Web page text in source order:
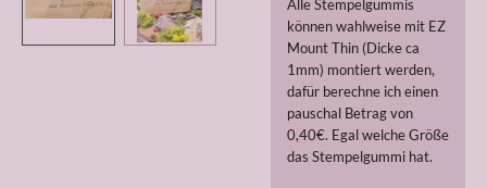
Alle Stempelgummis
können wahlweise mit EZ
Mount Thin (Dicke ca
1mm) montiert werden,
dafür berechne ich einen
pauschal Betrag von
0,40€. Egal welche Größe
das Stempelgummi hat.